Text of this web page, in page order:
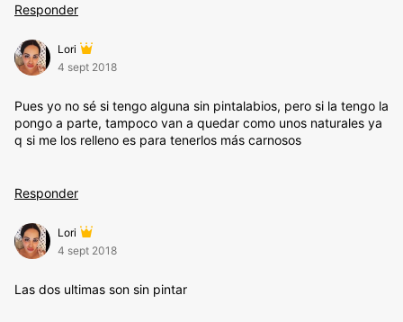
Responder
Lori
4 sept 2018
Pues yo no sé si tengo alguna sin pintalabios, pero si la tengo la
pongo a parte, tampoco van a quedar como unos naturales ya
q si me los relleno es para tenerlos más carnosos
Responder
Lori
4 sept 2018
Las dos ultimas son sin pintar